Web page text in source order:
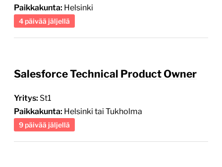
Paikkakunta: Helsinki
4 päivää jäljellä
Salesforce Technical Product Owner
Yritys: St1
Paikkakunta: Helsinki tai Tukholma
9 päivää jäljellä